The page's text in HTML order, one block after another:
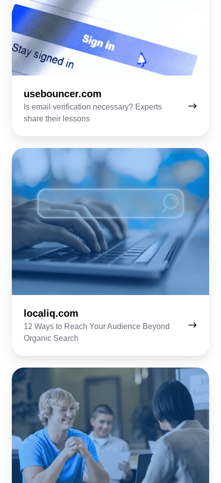
usebouncer.com
Is email verification necessary? Experts
share their lessons
localiq.com
12 Ways to Reach Your Audience Beyond
Organic Search
localiq.com
collegerecruiter.com